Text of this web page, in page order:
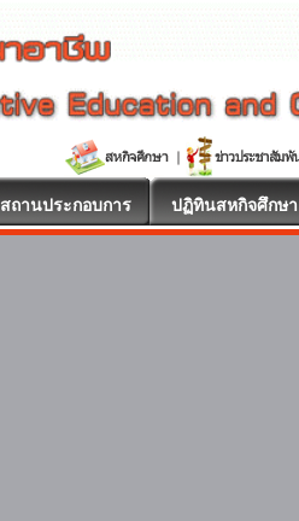
สถานประกอบการ ปฏิทินสหกิจศึกษา